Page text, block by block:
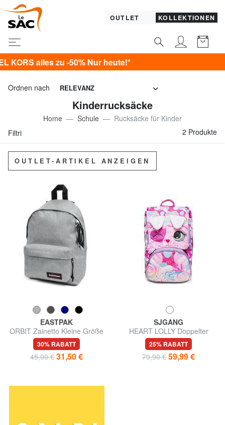
OUTLET KOLLEKTIONEN
alles zu -50% Nur heute!*
Ordnen nach RELEVANZ
Kinderrucksäcke
Home Schule
Rucksäcke für Kinder
Filtri
2 Produkte
OUTLET-ARTIKEL ANZEIGEN
EASTPAK
ORBIT Zainetto Kleine Größe
30% RABATT
45,00 € 31,50 €
SJGANG
HEART LOLLY Doppelter
Rucksack
25% RABATT
79,90 € 59,99 €